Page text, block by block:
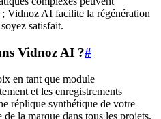
Vidnoz AI facilite la régénération
satisfait.
Vidnoz AI ?#
en tant que module
et les enregistrements
réplique synthétique de votre
la marque dans tous les projets.